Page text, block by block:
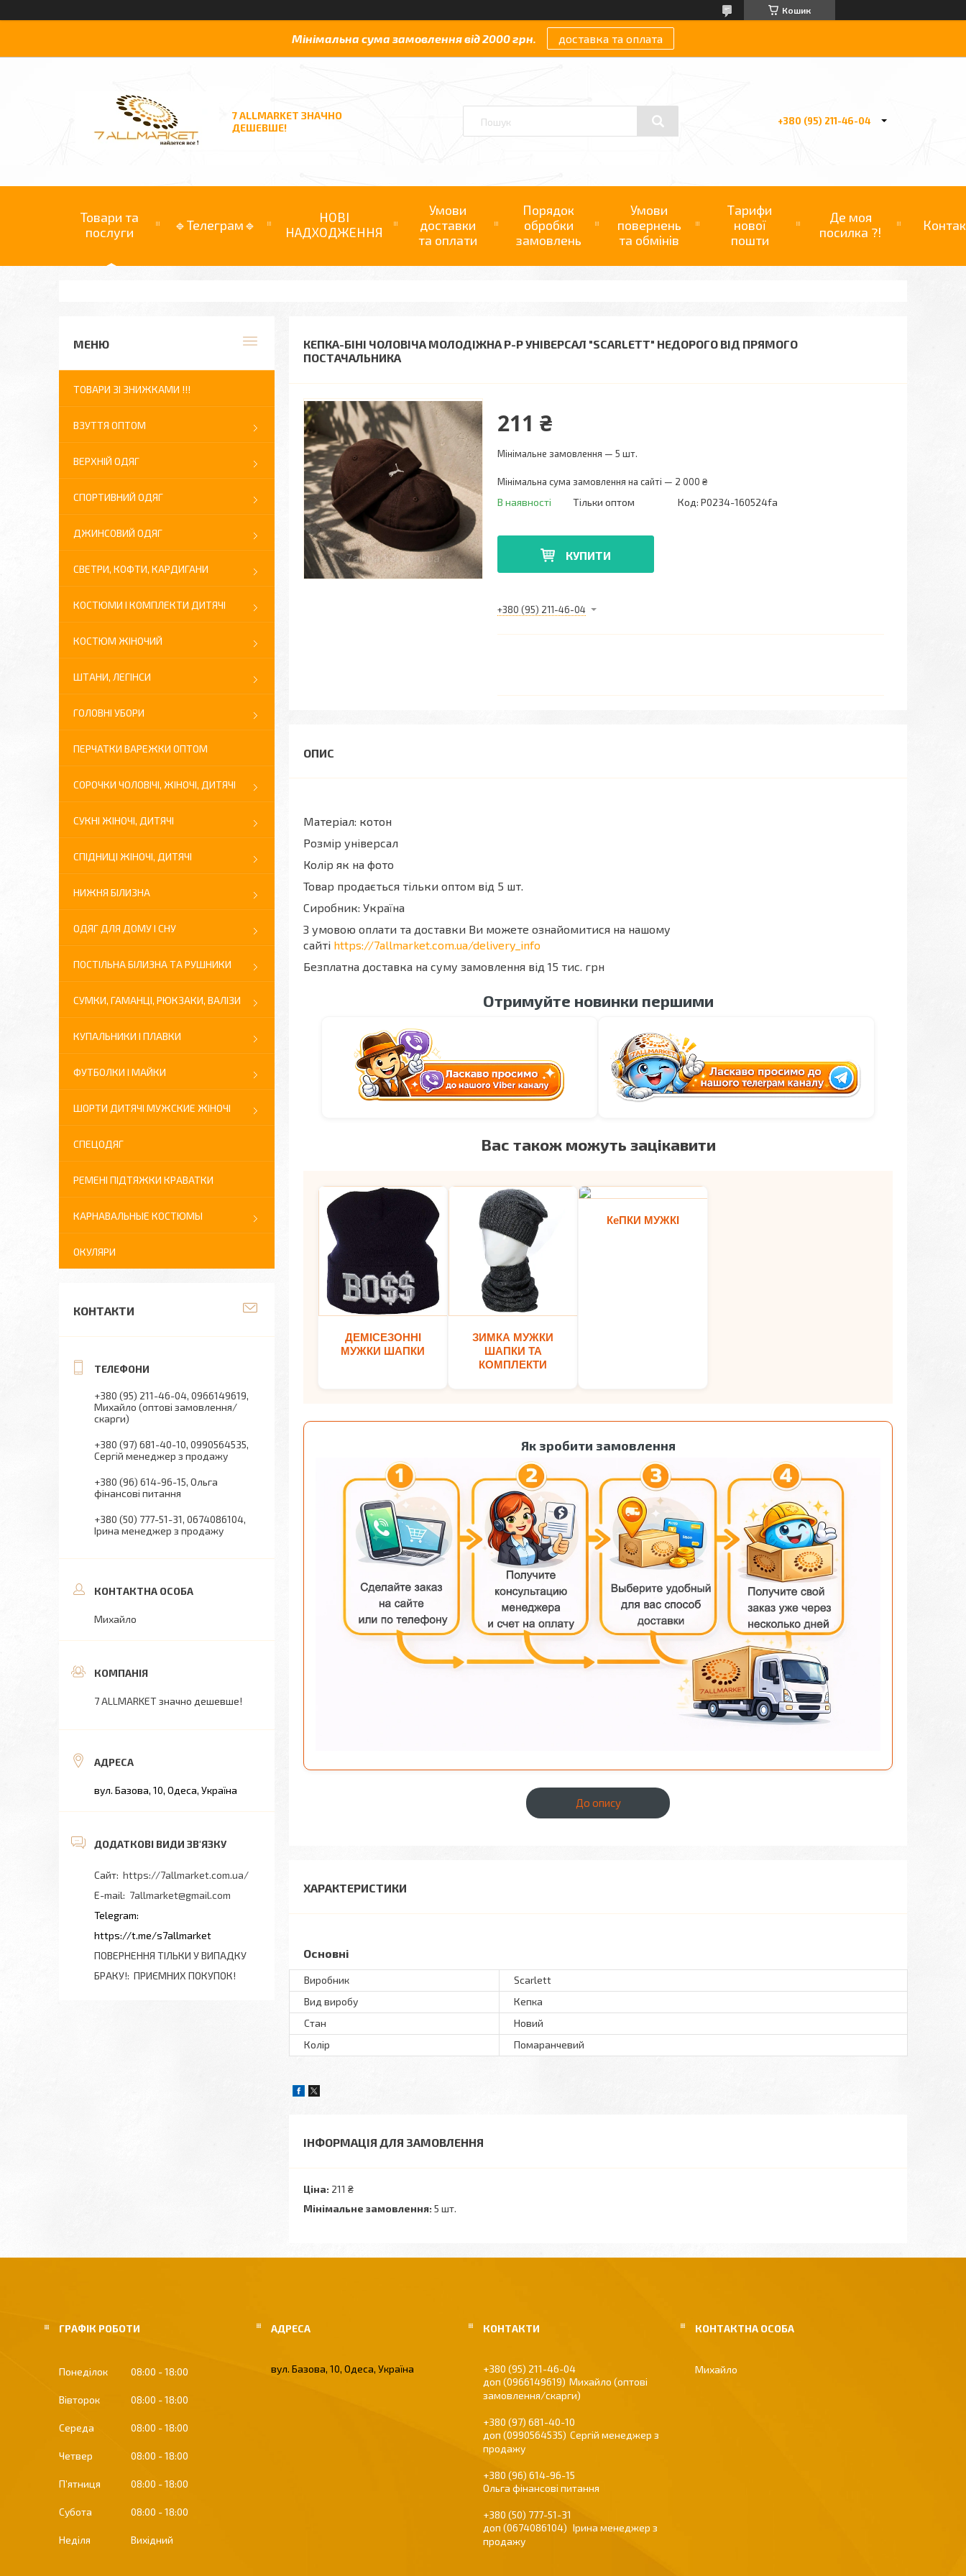
Кошик
Мінімальна сума замовлення від 2000 грн. доставка та оплата
7 ALLMARKET ЗНАЧНО
ДЕШЕВШЕ!
+380 (95) 211-46-04
Товари та
послуги
🔹Телеграм🔹
НОВІ
НАДХОДЖЕННЯ
Умови
доставки
та оплати
Порядок
обробки
замовлень
Умови
повернень
та обмінів
Тарифи
нової
пошти
Де моя
посилка ?!
КЕПКА-БІНІ ЧОЛОВІЧА МОЛОДІЖНА Р-Р УНІВЕРСАЛ "SCARLETT" НЕДОРОГО ВІД ПРЯМОГО
ПОСТАЧАЛЬНИКА
211 ₴
Мінімальне замовлення — 5 шт.
Мінімальна сума замовлення на сайті — 2 000 ₴
В наявності Тільки оптом Код: P0234-160524fa
КУПИТИ
+380 (95) 211-46-04
Матеріал: котон
Розмір універсал
Колір як на фото
Товар продається тільки оптом від 5 шт.
Сиробник: Україна
З умовою оплати та доставки Ви можете ознайомитися на нашому
сайті https://7allmarket.com.ua/delivery_info
Безплатна доставка на суму замовлення від 15 тис. грн
Отримуйте новинки першими
Вас також можуть зацікавити
ДЕМІСЕЗОННІ
МУЖКИ ШАПКИ
ЗИМКА МУЖКИ
ШАПКИ ТА
КОМПЛЕКТИ
КеПКИ МУЖКІ
Як зробити замовлення
До опису
ХАРАКТЕРИСТИКИ
Основні
Виробник
Scarlett
Вид виробу
Кепка
Стан
Новий
Колір
Помаранчевий
ІНФОРМАЦІЯ ДЛЯ ЗАМОВЛЕННЯ
Ціна: 211 ₴
Мінімальне замовлення: 5 шт.
ТОВАРИ ЗІ ЗНИЖКАМИ !!!
ВЗУТТЯ ОПТОМ
ВЕРХНІЙ ОДЯГ
СПОРТИВНИЙ ОДЯГ
ДЖИНСОВИЙ ОДЯГ
СВЕТРИ, КОФТИ, КАРДИГАНИ
КОСТЮМИ І КОМПЛЕКТИ ДИТЯЧІ
КОСТЮМ ЖІНОЧИЙ
ШТАНИ, ЛЕГІНСИ
ГОЛОВНІ УБОРИ
ПЕРЧАТКИ ВАРЕЖКИ ОПТОМ
СОРОЧКИ ЧОЛОВІЧІ, ЖІНОЧІ, ДИТЯЧІ
СУКНІ ЖІНОЧІ, ДИТЯЧІ
СПІДНИЦІ ЖІНОЧІ, ДИТЯЧІ
НИЖНЯ БІЛИЗНА
ОДЯГ ДЛЯ ДОМУ І СНУ
ПОСТІЛЬНА БІЛИЗНА ТА РУШНИКИ
СУМКИ, ГАМАНЦІ, РЮКЗАКИ, ВАЛІЗИ
КУПАЛЬНИКИ І ПЛАВКИ
ФУТБОЛКИ І МАЙКИ
ШОРТИ ДИТЯЧІ МУЖСКИЕ ЖІНОЧІ
СПЕЦОДЯГ
РЕМЕНІ ПІДТЯЖКИ КРАВАТКИ
КАРНАВАЛЬНЫЕ КОСТЮМЫ
ОКУЛЯРИ
КОНТАКТИ
+380 (95) 211-46-04 0966149619
Михайло (оптові замовлення/
скарги)
+380 (97) 681-40-10 0990564535
Сергій менеджер з продажу
+380 (96) 614-96-15 Ольга
фінансові питання
+380 (50) 777-51-31 0674086104
Ірина менеджер з продажу
Михайло
7 ALLMARKET значно дешевше!
вул. Базова, 10, Одеса, Україна
https://7allmarket.com.ua/
7allmarket@gmail.com
https://t.me/s7allmarket
ПОВЕРНЕННЯ ТІЛЬКИ У ВИПАДКУ
БРАКУ! ПРИЄМНИХ ПОКУПОК!
ГРАФІК РОБОТИ
Понеділок 08:00 18:00
Вівторок 08:00 18:00
Середа 08:00 18:00
Четвер 08:00 18:00
Пʼятниця 08:00 18:00
Субота 08:00 18:00
Неділя Вихідний
вул. Базова, 10, Одеса, Україна
+380 (95) 211-46-04
0966149619
Михайло (оптові
замовлення/скарги)
+380 (97) 681-40-10
0990564535
Сергій менеджер з
продажу
+380 (96) 614-96-15
Ольга фінансові питання
+380 (50) 777-51-31
0674086104
Ірина менеджер з
продажу
Михайло